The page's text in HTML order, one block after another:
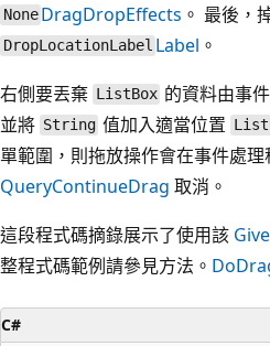
None DragDropEffects 。 最後，
DropLocationLabel Label 。
右側要丟棄 ListBox 的資料由事
並將 String 值加入適當位置
單範圍，則拖放操作會在事件處
QueryContinueDrag 取消。
這段程式碼摘錄展示了使用該
整程式碼範例請參見方法。
C#